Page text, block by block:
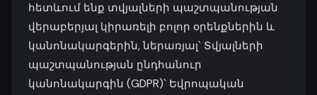
հետևում ենք տվյալների պաշտպանության
վերաբերյալ կիրառելի բոլոր օրենքներին և
կանոնակարգերին, ներառյալ՝ Տվյալների
պաշտպանության ընդհանուր
կանոնակարգին (GDPR)՝ Եվրոպական